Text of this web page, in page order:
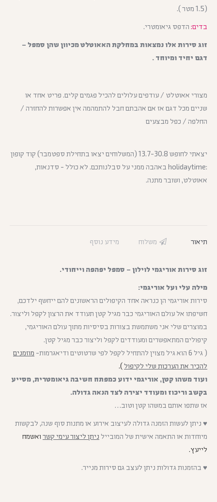
(1.5 מטר ).
בדים: הדפס גיאומטרי.
זוג סירות אלו נמצאות במחלקת האאוטלט מכיוון שהן סמפל –
דגם יחיד ומיוחד .
מצורי אאוטלט / עודפים עלולים להכיל פגמים קלים. פריט אחד או
שניים מכל דגם אז אם אהבתם חבל להתמהמה אין אפשרות להחזרה /
החלפה / כפל מבצעים
יצאתי לחופש 13.7-30.8 (המשלוחים יצאו בתחילת ספטמבר) קוד קופון
:holidaytime באהבה ממני על סבלנותכם. לא כולל - סדנאות,
אאוטלט, ושובר מתנה.
תיאור משלוח מידע נוסף
זוג סירות אוריגמי לוילון – סמפל יפהפה וייחודי.
מילה עלי ועל אוריגמי:
סירות אוריגמי הן כנראה אחד הקיפולים הראשונים להם ייחשף ילדכם,
חשיפתו אל עולם האוריגמי כבר מגיל קטן תעודד את הרצון לקפל וליצור.
במוצרים שלי אני משתמשת בצורות בסיסיות מתוך עולם האוריגמי,
קיפולים המתאפשרים ומעודדים לקפל וליצור כבר מגיל קטן.
( גיל 6 הוא גיל מצוין להתחיל לקפל לפי שרטוטים ודיאגרמות-
מוזמנים
להכיר את הערכות שלי לקיפול ).
ועוד משהו קטן, אוריגמי ידוע כמפתח חשיבה גיאומטרית, מסייע
בקשב וריכוז ומעודד יצירה לצד הנאה גדולה.
אז שתפו אותם במשהו קטן וטוב…
♥ ניתן לעשות הזמנה גדולה לעיצוב אירוע או מתנות סוף שנה, לבקשות
מיוחדות או התאמה אישית של המובייל ניתן ליצור עימי קשר ואשמח
לייעץ.
♥ בהזמנות גדולות ניתן לעצב גם סירות מנייר.